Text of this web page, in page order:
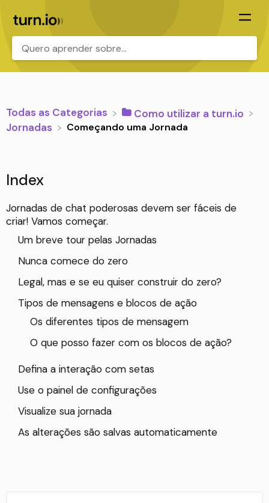
Index
Jornadas de chat poderosas devem ser fáceis de
criar! Vamos começar.
Um breve tour pelas Jornadas
Nunca comece do zero
Legal, mas e se eu quiser construir do zero?
Tipos de mensagens e blocos de ação
Os diferentes tipos de mensagem
O que posso fazer com os blocos de ação?
Defina a interação com setas
Use o painel de configurações
Visualize sua jornada
As alterações são salvas automaticamente
Todas as Categorias
​Como utilizar a turn.io
​Jornadas
Começando uma Jornada
.